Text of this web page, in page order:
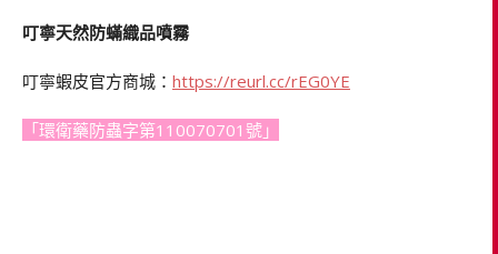
叮寧天然防蟎織品噴霧
叮寧蝦皮官方商城： https://reurl.cc/rEG0YE
「環衛藥防蟲字第110070701號」